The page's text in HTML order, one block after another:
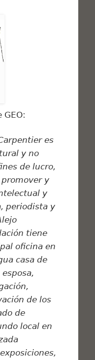
es
y no
de lucro,
y
y
periodista y
tiene
oficina en
casa de
de los
de
local en